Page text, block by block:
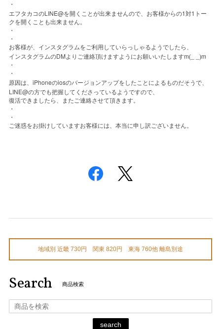
・
エフタカコのLINE@を開くことが出来ませんので、お客様からの1対1 トー
クを開くことも出来ません。
・
・
お客様が、インスタグラムをご利用していらっしゃるようでしたら、
インスタグラムのDM よりご連絡頂けますようにお願いいたしますm( )m
・
・
原因は、 iPhoneのiosのバージョンアップをしたことによるものだそうで、
LINE@の方でも把握してくださっているようですので、
復活できましたら、またご連絡させて頂きます。
・
・
ご迷惑をお掛けしていますお客様には、本当に申し訳ございません。
地域別 近畿 730円 関東 820円 東海 760他 離島別途
Search 商品検索
search